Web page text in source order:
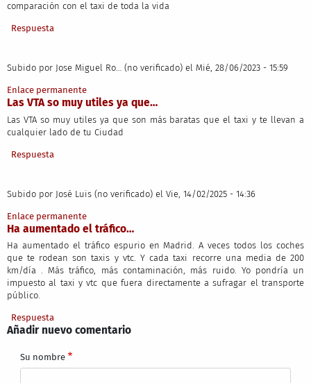
comparación con el taxi de toda la vida
Respuesta
Subido por Jose Miguel Ro… (no verificado) el Mié, 28/06/2023 - 15:59
Enlace permanente
Las VTA so muy utiles ya que…
Las VTA so muy utiles ya que son más baratas que el taxi y te llevan a
cualquier lado de tu Ciudad
Respuesta
Subido por José Luis (no verificado) el Vie, 14/02/2025 - 14:36
Enlace permanente
Ha aumentado el tráfico…
Ha aumentado el tráfico espurio en Madrid. A veces todos los coches
que te rodean son taxis y vtc. Y cada taxi recorre una media de 200
km/día . Más tráfico, más contaminación, más ruido. Yo pondría un
impuesto al taxi y vtc que fuera directamente a sufragar el transporte
público.
Respuesta
Añadir nuevo comentario
Su nombre